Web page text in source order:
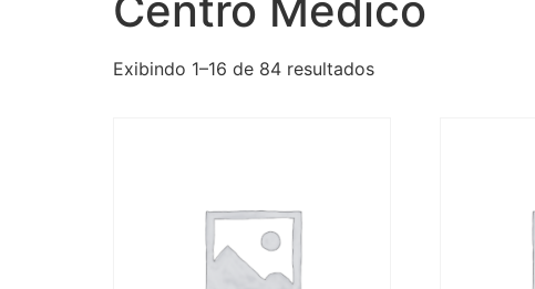
Exibindo 1–16 de 84 resultados